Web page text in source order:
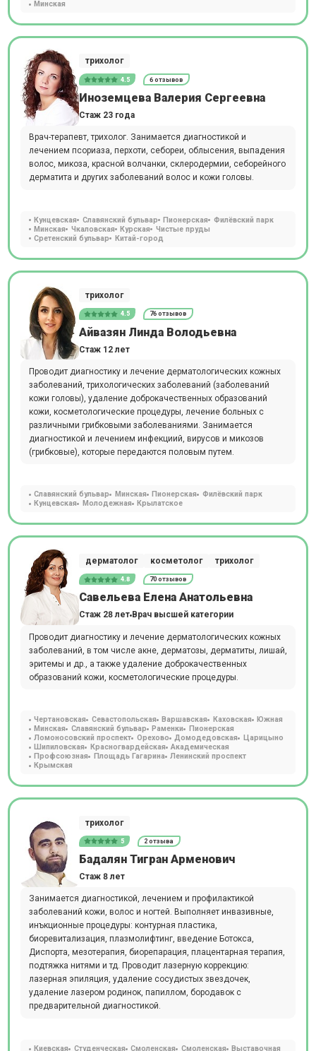
Минская
трихолог
4.5 6 отзывов
Иноземцева Валерия Сергеевна
Стаж 23 года
Врач-терапевт, трихолог. Занимается диагностикой и
лечением псориаза, перхоти, себореи, облысения, выпадения
волос, микоза, красной волчанки, склеродермии, себорейного
дерматита и других заболеваний волос и кожи головы.
Кунцевская Славянский бульвар Пионерская
Филёвский парк
Минская
Чкаловская Курская
Чистые пруды
Сретенский бульвар
Китай-город
трихолог
4.5 76 отзывов
Айвазян Линда Володьевна
Стаж 12 лет
Проводит диагностику и лечение дерматологических кожных
заболеваний, трихологических заболеваний (заболеваний
кожи головы), удаление доброкачественных образований
кожи, косметологические процедуры, лечение больных с
различными грибковыми заболеваниями. Занимается
диагностикой и лечением инфекциий, вирусов и микозов
(грибковые), которые передаются половым путем.
Славянский бульвар Минская Пионерская
Филёвский парк
Кунцевская
Молодежная Крылатское
дерматолог косметолог трихолог
4.8 70 отзывов
Савельева Елена Анатольевна
Стаж 28 лет Врач высшей категории
Проводит диагностику и лечение дерматологических кожных
заболеваний, в том числе акне, дерматозы, дерматиты, лишай,
эритемы и др., а также удаление доброкачественных
образований кожи, косметологические процедуры.
Чертановская Севастопольская Варшавская Каховская
Южная
Минская
Славянский бульвар Раменки
Пионерская
Ломоносовский проспект
Орехово Домодедовская
Царицыно
Шипиловская
Красногвардейская
Академическая
Профсоюзная
Площадь Гагарина Ленинский проспект
Крымская
трихолог
5 2 отзыва
Бадалян Тигран Арменович
Стаж 8 лет
Занимается диагностикой, лечением и профилактикой
заболеваний кожи, волос и ногтей. Выполняет инвазивные,
инъкционные процедуры: контурная пластика,
биоревитализация, плазмолифтинг, введение Ботокса,
Диспорта, мезотерапия, биорепарация, плацентарная терапия,
подтяжка нитями и тд. Проводит лазерную коррекцию:
лазерная эпиляция, удаление сосудистых звездочек,
удаление лазером родинок, папиллом, бородавок с
предварительной диагностикой.
Киевская Студенческая Смоленская Смоленская Выставочная